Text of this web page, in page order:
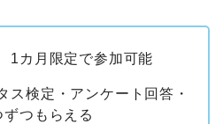
1カ月限定で参加可能
ス検定・アンケート回答・
つもらえる